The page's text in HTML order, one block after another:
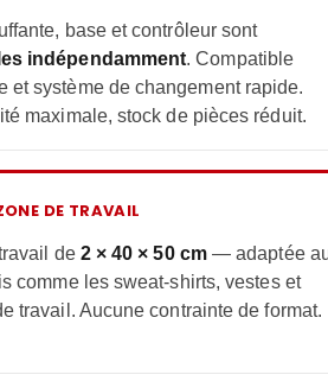
base et contrôleur sont
indépendamment. Compatible
et système de changement rapide.
maximale, stock de pièces réduit.
DE TRAVAIL
de 2 × 40 × 50 cm— adaptée
comme les sweat-shirts, vestes et
travail. Aucune contrainte de format.